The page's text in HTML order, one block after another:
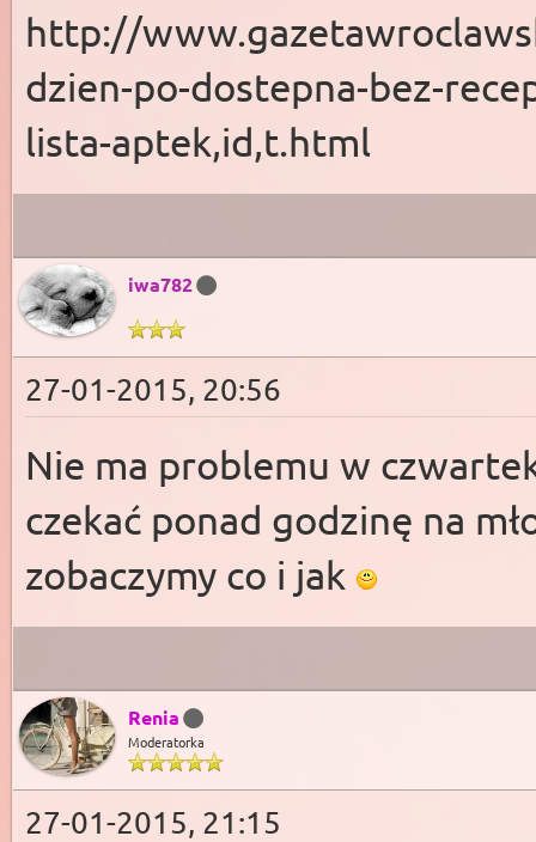
http://
dzien-po-dostepna-bez-
lista-aptek,id,t.html
iwa782
27-01-2015, 20:56
Nie ma problemu w
czekać ponad godzinę na
zobaczymy co i jak
Renia
Moderatorka
27-01-2015, 21:15